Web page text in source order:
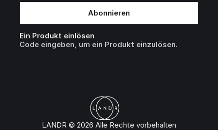
Ein Produkt einlösen
Code eingeben, um ein Produkt einzulösen.
LANDR © 2026 Alle Rechte vorbehalten